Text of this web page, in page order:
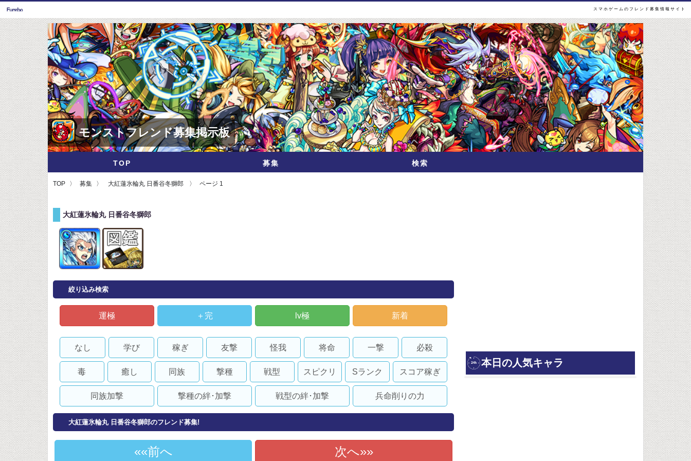
スマホゲームのフレンド募集情報サイト
モンストフレンド募集掲示板
TOP 募集 検索
TOP 募集 大紅蓮氷輪丸 日番谷冬獅郎 ページ 1
大紅蓮氷輪丸 日番谷冬獅郎
絞り込み検索
運極 ＋完 lv極 新着
なし 学び 稼ぎ 友撃 怪我 将命 一撃 必殺
毒 癒し 同族 撃種 戦型 スピクリ Sランク スコア稼ぎ
同族加撃 撃種の絆･加撃 戦型の絆･加撃 兵命削りの力
大紅蓮氷輪丸 日番谷冬獅郎のフレンド募集!
«前へ 次へ»